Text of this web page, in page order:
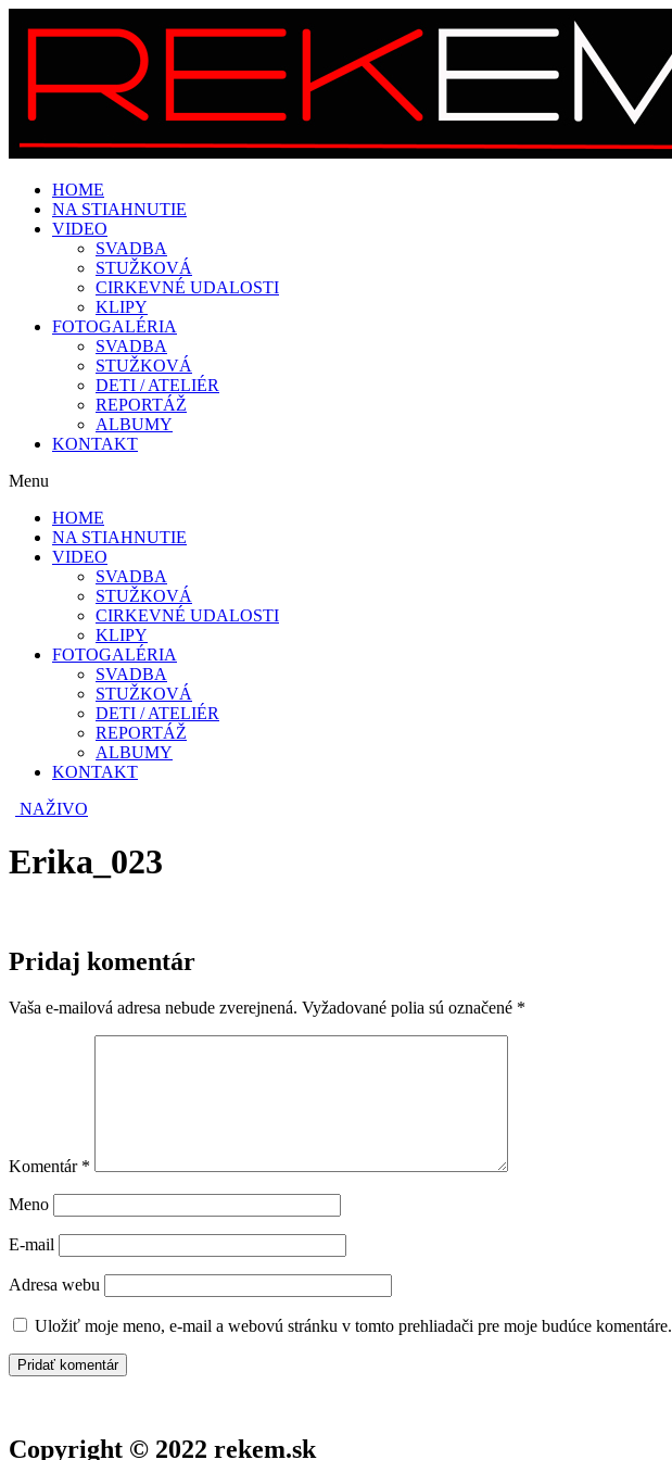
HOME
NA STIAHNUTIE
VIDEO
SVADBA
STUŽKOVÁ
CIRKEVNÉ UDALOSTI
KLIPY
FOTOGALÉRIA
SVADBA
STUŽKOVÁ
DETI / ATELIÉR
REPORTÁŽ
ALBUMY
KONTAKT
Menu
HOME
NA STIAHNUTIE
VIDEO
SVADBA
STUŽKOVÁ
CIRKEVNÉ UDALOSTI
KLIPY
FOTOGALÉRIA
SVADBA
STUŽKOVÁ
DETI / ATELIÉR
REPORTÁŽ
ALBUMY
KONTAKT
NAŽIVO
Erika_023
Pridaj komentár
Vaša e-mailová adresa nebude zverejnená. Vyžadované polia sú označené *
Komentár *
Meno
E-mail
Adresa webu
Uložiť moje meno, e-mail a webovú stránku v tomto prehliadači pre moje budúce komentáre.
Copyright © 2022 rekem.sk